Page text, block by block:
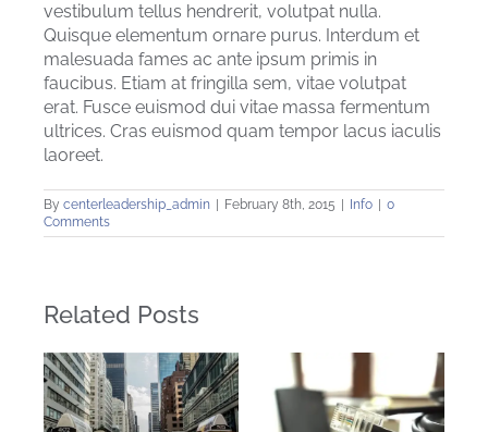
vestibulum tellus hendrerit, volutpat nulla.
Quisque elementum ornare purus. Interdum et
malesuada fames ac ante ipsum primis in
faucibus. Etiam at fringilla sem, vitae volutpat
erat. Fusce euismod dui vitae massa fermentum
ultrices. Cras euismod quam tempor lacus iaculis
laoreet.
By centerleadership_admin February 8th, 2015 Info
0
Comments
Related Posts